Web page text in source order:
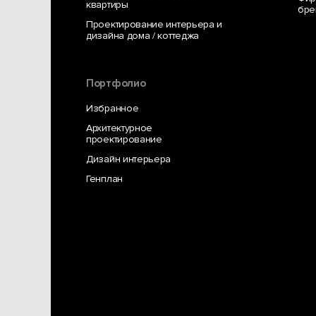
здание бывшего заводского цеха, сделав его
нашей архитектурной и дизайн-студии
квартиры
Проектирование интерьера и
дизайна дома / коттеджа
Портфолио
Избранное
Архитектурное
проектирование
Дизайн интерьера
Генплан